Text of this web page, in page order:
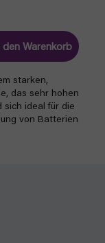
den Warenkorb
starken,
das sehr hohen
sich ideal für die
von Batterien